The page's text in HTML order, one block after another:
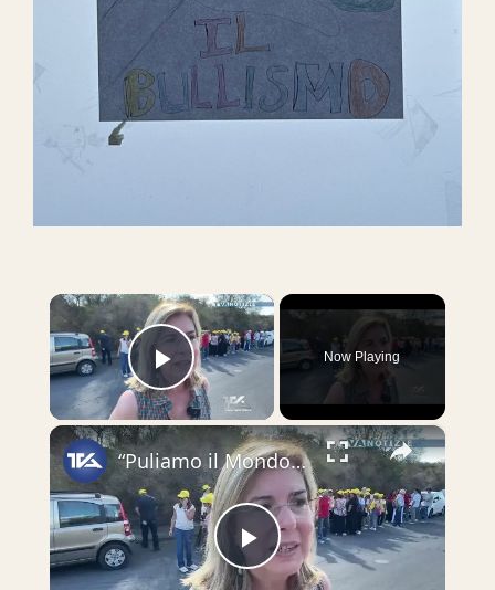
×
Play Video
Now Playing
×
Play
“Puliamo il Mondo” a Camporotondo Etneo con gli studenti della Vittorini